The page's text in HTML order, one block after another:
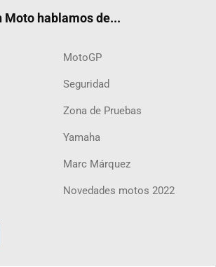
Moto hablamos de...
MotoGP
Seguridad
Zona de Pruebas
Yamaha
Marc Márquez
Novedades motos 2022